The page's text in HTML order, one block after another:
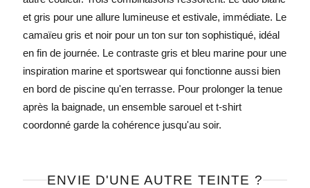
et gris pour une allure lumineuse et estivale, immédiate. Le
camaïeu gris et noir pour un ton sur ton sophistiqué, idéal
en fin de journée. Le contraste gris et bleu marine pour une
inspiration marine et sportswear qui fonctionne aussi bien
en bord de piscine qu'en terrasse. Pour prolonger la tenue
après la baignade, un ensemble sarouel et t-shirt
coordonné garde la cohérence jusqu'au soir.
ENVIE D'UNE AUTRE TEINTE ?